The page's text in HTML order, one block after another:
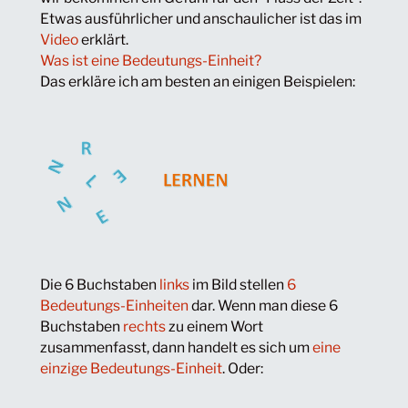
Etwas ausführlicher und anschaulicher ist das im
Videoerklärt.
Was ist eine Bedeutungs-Einheit?
Das erkläre ich am besten an einigen Beispielen:
Die 6 Buchstaben linksim Bild stellen 6
Bedeutungs-Einheiten dar. Wenn man diese 6
Buchstaben rechtszu einem Wort
zusammenfasst, dann handelt es sich umeine
einzige Bedeutungs-Einheit. Oder: